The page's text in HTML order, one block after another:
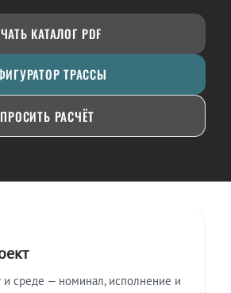
КАТАЛОГ PDF
ТРАССЫ
РАСЧЁТ
и среде — номинал, исполнение и